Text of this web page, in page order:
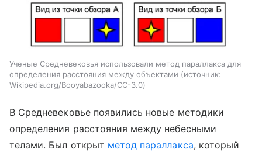
Ученые Средневековья использовали метод параллакса для
определения расстояния между объектами
источник:
Wikipedia.org/Booyabazooka/CC-3.0
В Средневековье появились новые методики
определения расстояния между небесными
телами. Был открыт метод параллакса, который